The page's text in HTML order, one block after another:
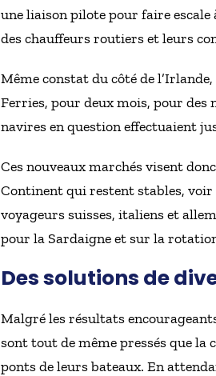
une liaison pilote pour faire
des chauffeurs routiers et leurs
Même constat du côté de
Ferries, pour deux mois, pour des
navires en question effectuaient
Ces nouveaux marchés visent
Continent qui restent stables, voir
voyageurs suisses, italiens et
pour la Sardaigne et sur la
Des solutions de
Malgré les résultats
sont tout de même pressés que la
ponts de leurs bateaux. En